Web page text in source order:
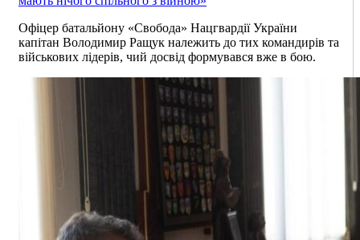
Офіцер батальйону «Свобода» Нацгвардії України
капітан Володимир Ращук належить до тих командирів та
військових лідерів, чий досвід формувався вже в бою.